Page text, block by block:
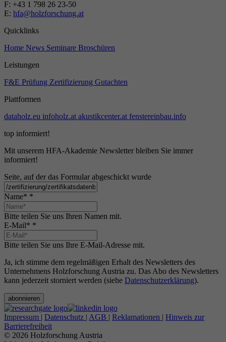
​​F: +43 1 798 26 23-50
E: hfa@holzforschung.at
Quicklinks
Home News Seminare Broschüren
Leistungen
F&E Prüfung Zertifizierung Gutachten
Plattformen
dataholz.eu infoholz.at akustikcenter.at fenstereinbau.info
top informiert!
Mit unserem HFA-Akademie Newsletter bleiben Sie immer
informiert!
Seite, auf der das Formular abgeschickt wurde
Name* *
Bitte teilen Sie uns Ihren Namen mit.
E-Mail* *
Bitte teilen Sie uns Ihre E-Mail-Adresse mit.
Ja, ich stimme dem regelmäßigen Erhalt des Newsletters des
Unternehmens Holzforschung Austria zu. Das Abo des Newsletters
kann jederzeit storniert werden (siehe Datenschutzerklärung).
abonnieren
Impressum | Datenschutz | AGB | Reklamationen | Hinweis zur
Barrierefreiheit
© 2026 Holzforschung Austria